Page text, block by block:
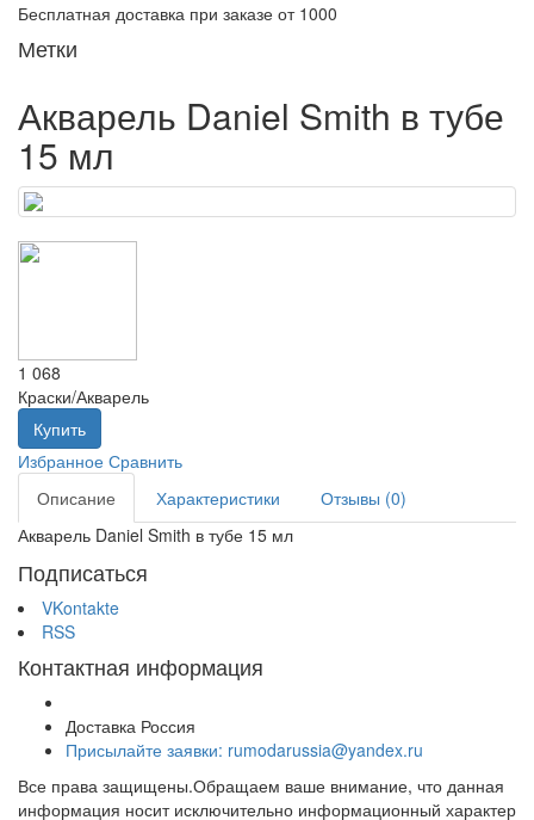
Бесплатная доставка при заказе от 1000
Метки
Акварель Daniel Smith в тубе
15 мл
1 068
Краски/Акварель
Купить
Избранное Сравнить
Описание
Характеристики
Отзывы (0)
Акварель Daniel Smith в тубе 15 мл
Подписаться
VKontakte
RSS
Контактная информация
Доставка Россия
Присылайте заявки: rumodarussia@yandex.ru
Все права защищены.Обращаем ваше внимание, что данная
информация носит исключительно информационный характер